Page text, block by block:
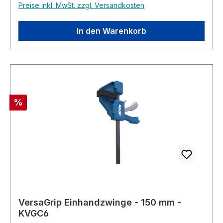
Preise inkl. MwSt. zzgl. Versandkosten
In den Warenkorb
Rabatt
%
VersaGrip Einhandzwinge - 150 mm -
KVGC6